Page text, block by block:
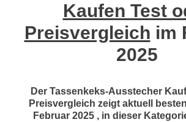
Kaufen Test
Preisvergleich im
2025
Der Tassenkeks-Ausstecher
Preisvergleich zeigt aktuell
Februar 2025 , in dieser